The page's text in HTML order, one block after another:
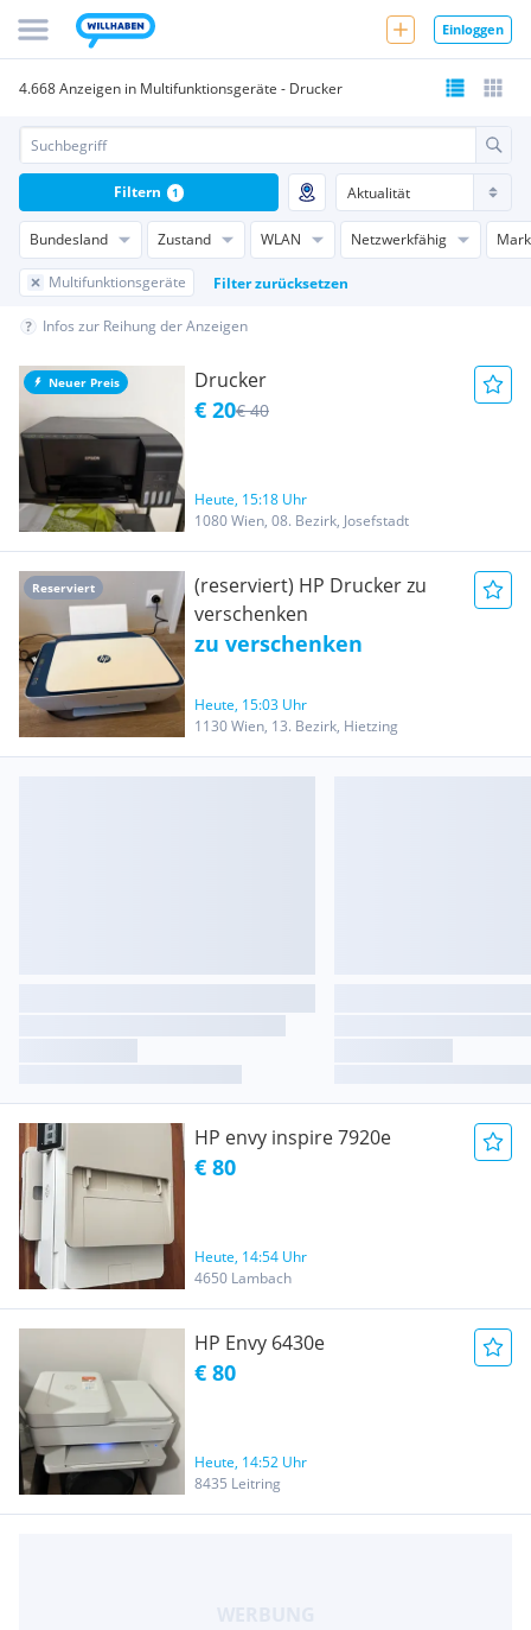
Einloggen
4.668 Anzeigen in Multifunktionsgeräte - Drucker
Bundesland Zustand WLAN Netzwerkfähig
Multifunktionsgeräte Filter zurücksetzen
Filtern 1
Infos zur Reihung der Anzeigen
Neuer Preis Drucker
€ 20€ 40
Heute, 15:18 Uhr
1080 Wien, 08. Bezirk, Josefstadt
Reserviert
(reserviert) HP Drucker zu
verschenken
zu verschenken
Heute, 15:03 Uhr
1130 Wien, 13. Bezirk, Hietzing
HP envy inspire 7920e
€ 80
Heute, 14:54 Uhr
4650 Lambach
HP Envy 6430e
€ 80
Heute, 14:52 Uhr
8435 Leitring